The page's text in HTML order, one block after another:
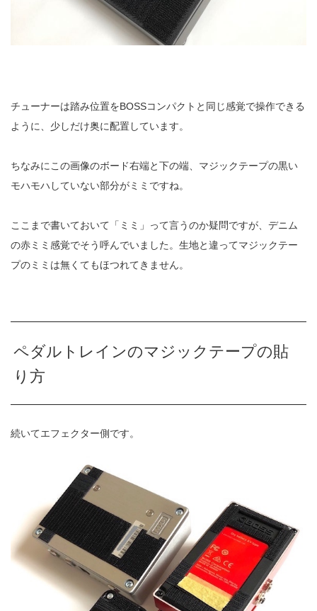
チューナーは踏み位置をBOSSコンパクトと同じ感覚で操作できる
ように、少しだけ奥に配置しています。
ちなみにこの画像のボード右端と下の端、マジックテープの黒い
モハモハしていない部分がミミですね。
ここまで書いておいて「ミミ」って言うのか疑問ですが、デニム
の赤ミミ感覚でそう呼んでいました。生地と違ってマジックテー
プのミミは無くてもほつれてきません。
ペダルトレインのマジックテープの貼
り方
続いてエフェクター側です。